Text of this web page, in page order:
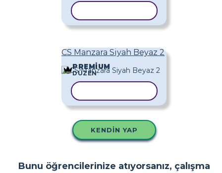
CS Manzara Siyah Beyaz 2
PREMIUM
DÜZEN
KENDIN YAP
Bunu öğrencilerinize atıyorsanız, çalışma